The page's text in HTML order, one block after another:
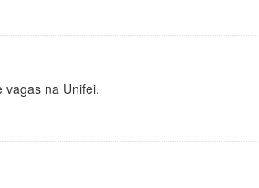
vagas na Unifei.